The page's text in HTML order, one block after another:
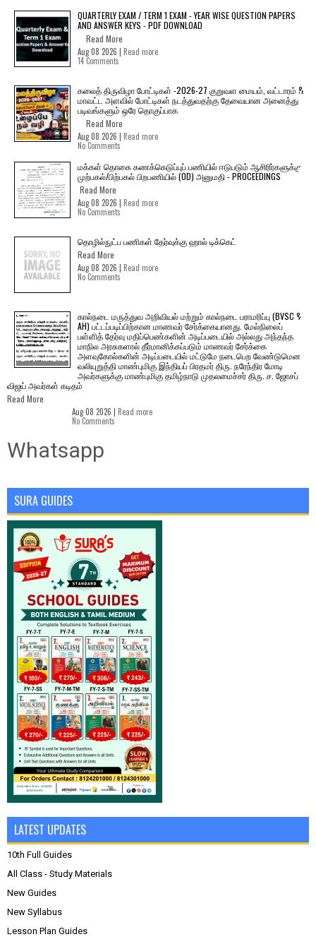
QUARTERLY EXAM / TERM 1 EXAM - YEAR WISE QUESTION PAPERS
AND ANSWER KEYS - PDF DOWNLOAD
Read More
Aug 08 2026 | Read more
14 Comments
கலைத் திருவிழா போட்டிகள் -2026-27 குறுவள மையம், வட்டாரம் &
மாவட்ட அளவில் போட்டிகள் நடத்துவதற்கு தேவையான அனைத்து
படிவங்களும் ஒரே தொகுப்பாக
Read More
Aug 08 2026 | Read more
No Comments
மக்கள் தொகை கணக்கெடுப்புப் பணியில் ஈடுபடும் ஆசிரிர்களுக்கு
முற்பகல்/பிற்பகல் பிறபணியில் (OD) அனுமதி - PROCEEDINGS
Read More
Aug 08 2026 | Read more
No Comments
தொழில்நுட்ப பணிகள் தேர்வுக்கு ஹால் ​டிக்கெட்
Read More
Aug 08 2026 | Read more
No Comments
கால்நடை மருத்துவ அறிவியல் மற்றும் கால்நடை பராமரிப்பு (BVSC &
AH) பட்டப்படிப்பிற்கான மாணவர் சேர்க்கையானது. மேல்நிலைப்
பள்ளித் தேர்வு மதிப்பெண்களின் அடிப்படையில் அல்லது அந்தந்த
மாநில அரசுகளால் தீர்மானிக்கப்படும் மாணவர் சேர்க்கை
அளவுகோல்களின் அடிப்படையில் மட்டுமே நடைபெற வேண்டுமென
வலியுறுத்தி மாண்புமிகு இந்தியப் பிரதமர் திரு. நரேந்திர மோடி
அவர்களுக்கு மாண்புமிகு தமிழ்நாடு முதலமைச்சர் திரு. ச. ஜோசப்
விஜய் அவர்கள் கடிதம்
Read More
Aug 08 2026 | Read more
No Comments
Whatsapp
SURA GUIDES
LATEST UPDATES
10th Full Guides
All Class - Study Materials
New Guides
New Syllabus
Lesson Plan Guides